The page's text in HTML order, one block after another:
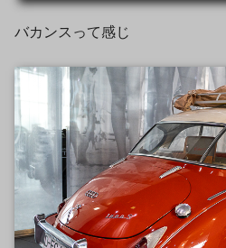
バカンスって感じ